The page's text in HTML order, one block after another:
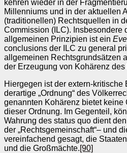
kehren wieder in der
Millenniums und in der aktuellen
(traditionellen) Rechtsquellen in
Commission (ILC). Insbesondere
allgemeinen Prinzipien ist ein
conclusions der ILC zu general
allgemeinen Rechtsgrundsätzen
der Erzeugung von Kohärenz des
Hiergegen ist der extern-
derartige „Ordnung“ des
genannten Kohärenz bietet keine
dieser Ordnung. Im Gegenteil,
Wahrung des status quo dient
der „Rechtsgemeinschaft“– und
vereinfachend gesagt, die
und die Großmächte.[90]